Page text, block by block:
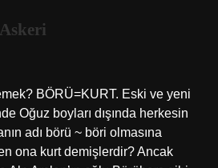
BÖRÜ=KURT. Eski ve yeni
Oğuz boyları dışında herkesin
adı börü ~ böri olmasına
ona kurt demişlerdir? Ancak